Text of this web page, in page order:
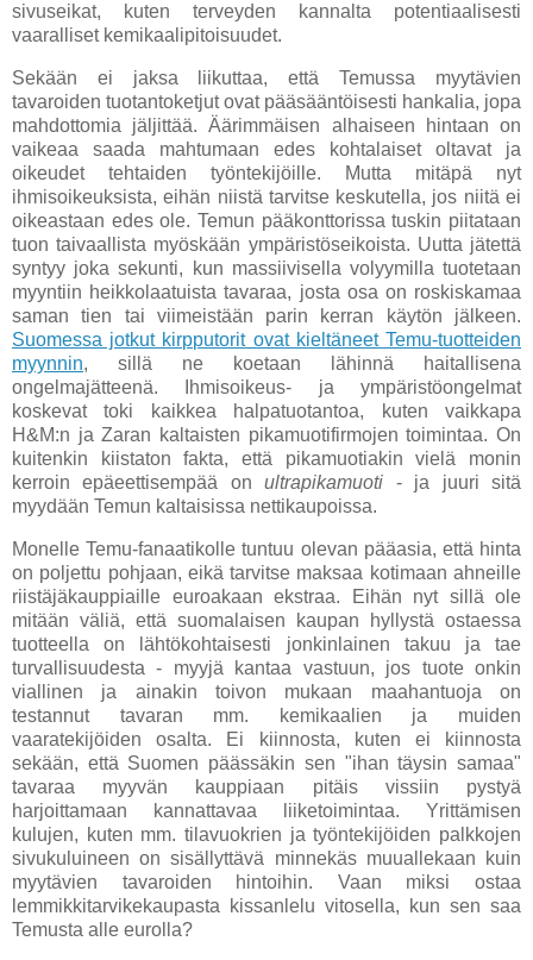
sivuseikat, kuten terveyden kannalta potentiaalisesti
vaaralliset kemikaalipitoisuudet.
Sekään ei jaksa liikuttaa, että Temussa myytävien
tavaroiden tuotantoketjut ovat pääsääntöisesti hankalia, jopa
mahdottomia jäljittää. Äärimmäisen alhaiseen hintaan on
vaikeaa saada mahtumaan edes kohtalaiset oltavat ja
oikeudet tehtaiden työntekijöille. Mutta mitäpä nyt
ihmisoikeuksista, eihän niistä tarvitse keskutella, jos niitä ei
oikeastaan edes ole. Temun pääkonttorissa tuskin piitataan
tuon taivaallista myöskään ympäristöseikoista. Uutta jätettä
syntyy joka sekunti, kun massiivisella volyymilla tuotetaan
myyntiin heikkolaatuista tavaraa, josta osa on roskiskamaa
saman tien tai viimeistään parin kerran käytön jälkeen.
Suomessa jotkut kirpputorit ovat kieltäneet Temu-tuotteiden
myynnin, sillä ne koetaan lähinnä haitallisena
ongelmajätteenä. Ihmisoikeus- ja ympäristöongelmat
koskevat toki kaikkea halpatuotantoa, kuten vaikkapa
H&M:n ja Zaran kaltaisten pikamuotifirmojen toimintaa. On
kuitenkin kiistaton fakta, että pikamuotiakin vielä monin
kerroin epäeettisempää onultrapikamuoti - ja juuri sitä
myydään Temun kaltaisissa nettikaupoissa.
Monelle Temu-fanaatikolle tuntuu olevan pääasia, että hinta
on poljettu pohjaan, eikä tarvitse maksaa kotimaan ahneille
riistäjäkauppiaille euroakaan ekstraa. Eihän nyt sillä ole
mitään väliä, että suomalaisen kaupan hyllystä ostaessa
tuotteella on lähtökohtaisesti jonkinlainen takuu ja tae
turvallisuudesta - myyjä kantaa vastuun, jos tuote onkin
viallinen ja ainakin toivon mukaan maahantuoja on
testannut tavaran mm. kemikaalien ja muiden
vaaratekijöiden osalta. Ei kiinnosta, kuten ei kiinnosta
sekään, että Suomen päässäkin sen "ihan täysin samaa"
tavaraa myyvän kauppiaan pitäis vissiin pystyä
harjoittamaan kannattavaa liiketoimintaa. Yrittämisen
kulujen, kuten mm. tilavuokrien ja työntekijöiden palkkojen
sivukuluineen on sisällyttävä minnekäs muuallekaan kuin
myytävien tavaroiden hintoihin. Vaan miksi ostaa
lemmikkitarvikekaupasta kissanlelu vitosella, kun sen saa
Temusta alle eurolla?